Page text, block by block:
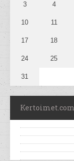
3 4
10 11
17 18
24 25
31